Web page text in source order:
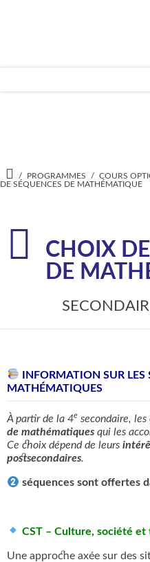
DOCUMENTS
NOUS JOINDRE
TWITTERFACEBOOKYOUTUBE
A
C
/ PROGRAMMES / COURS
DE SÉQUENCES DE MATHÉMATIQUE
CHOIX
DE
INFORMATION SUR LES
MATHÉMATIQUES
À partir de la 4e secondaire,
de mathématiques qui les
Ce choix dépend de leurs
postsecondaires.
séquences sont offertes
CST – Culture, société et
Une approche axée sur des